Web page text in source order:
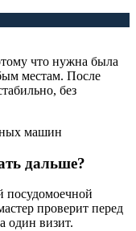
что нужна была
местам. После
без
машин
дальше?
посудомоечной
проверит перед
один визит.